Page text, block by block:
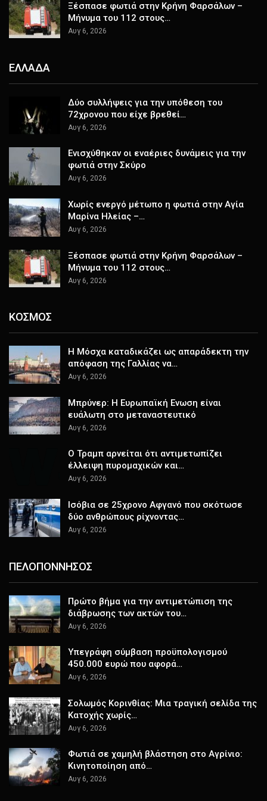
Ξέσπασε φωτιά στην Κρήνη Φαρσάλων –
Μήνυμα του 112 στους…
Αυγ 6, 2026
ΕΛΛΑΔΑ
Δύο συλλήψεις για την υπόθεση του
72χρονου που είχε βρεθεί…
Αυγ 6, 2026
Ενισχύθηκαν οι εναέριες δυνάμεις για την
φωτιά στην Σκύρο
Αυγ 6, 2026
Χωρίς ενεργό μέτωπο η φωτιά στην Αγία
Μαρίνα Ηλείας –…
Αυγ 6, 2026
Ξέσπασε φωτιά στην Κρήνη Φαρσάλων –
Μήνυμα του 112 στους…
Αυγ 6, 2026
ΚΟΣΜΟΣ
Η Μόσχα καταδικάζει ως απαράδεκτη την
απόφαση της Γαλλίας να…
Αυγ 6, 2026
Μπρύνερ: Η Ευρωπαϊκή Ενωση είναι
ευάλωτη στο μεταναστευτικό
Αυγ 6, 2026
Ο Τραμπ αρνείται ότι αντιμετωπίζει
έλλειψη πυρομαχικών και…
Αυγ 6, 2026
Ισόβια σε 25χρονο Αφγανό που σκότωσε
δύο ανθρώπους ρίχνοντας…
Αυγ 6, 2026
ΠΕΛΟΠΟΝΝΗΣΟΣ
Πρώτο βήμα για την αντιμετώπιση της
διάβρωσης των ακτών του…
Αυγ 6, 2026
Υπεγράφη σύμβαση προϋπολογισμού
450.000 ευρώ που αφορά…
Αυγ 6, 2026
Σολωμός Κορινθίας: Μια τραγική σελίδα της
Κατοχής χωρίς…
Αυγ 6, 2026
Φωτιά σε χαμηλή βλάστηση στο Αγρίνιο:
Κινητοποίηση από…
Αυγ 6, 2026